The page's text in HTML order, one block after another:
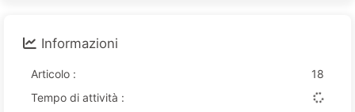
Informazioni
Articolo :
18
Tempo di attività :